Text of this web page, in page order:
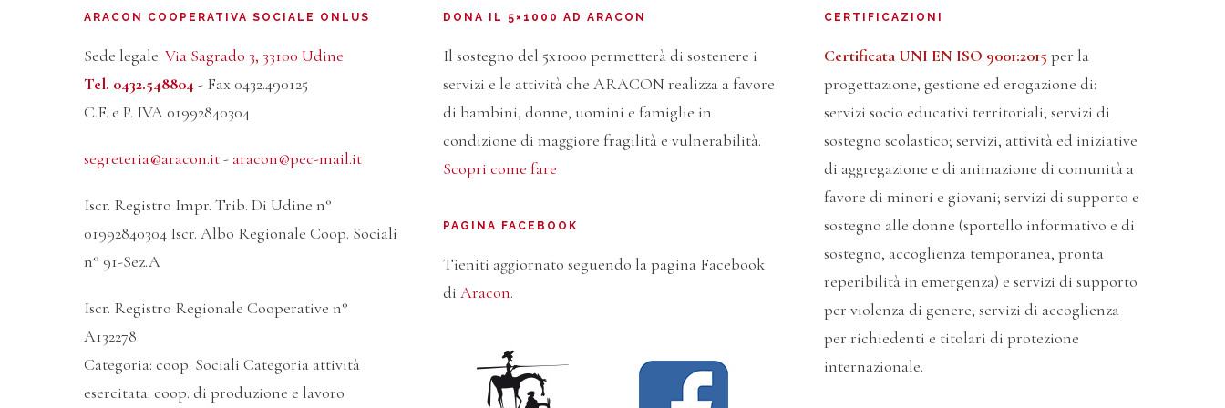
ARACON COOPERATIVA SOCIALE ONLUS
Sede legale: Via Sagrado 3, 33100 Udine
Tel. 0432.548804- Fax 0432.490125
C.F. e P. IVA 01992840304
segreteria@aracon.it- aracon@pec-mail.it
Iscr. Registro Impr. Trib. Di Udine n°
01992840304 Iscr. Albo Regionale Coop. Sociali
n° 91-Sez.A
Iscr. Registro Regionale Cooperative n°
A132278
Categoria: coop. Sociali Categoria attività
esercitata: coop. di produzione e lavoro
DONA IL 5×1000 AD ARACON
Il sostegno del 5x1000 permetterà di sostenere i
servizi e le attività che ARACON realizza a favore
di bambini, donne, uomini e famiglie in
condizione di maggiore fragilità e vulnerabilità.
Scopri come fare
PAGINA FACEBOOK
Tieniti aggiornato seguendo la pagina Facebook
diAracon.
CERTIFICAZIONI
Certificata UNI EN ISO 9001:2015 per la
progettazione, gestione ed erogazione di:
servizi socio educativi territoriali; servizi di
sostegno scolastico; servizi, attività ed iniziative
di aggregazione e di animazione di comunità a
favore di minori e giovani; servizi di supporto e
sostegno alle donne (sportello informativo e di
sostegno, accoglienza temporanea, pronta
reperibilità in emergenza) e servizi di supporto
per violenza di genere; servizi di accoglienza
per richiedenti e titolari di protezione
internazionale.